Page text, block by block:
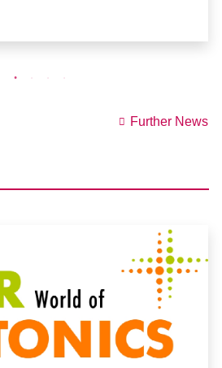
Further News